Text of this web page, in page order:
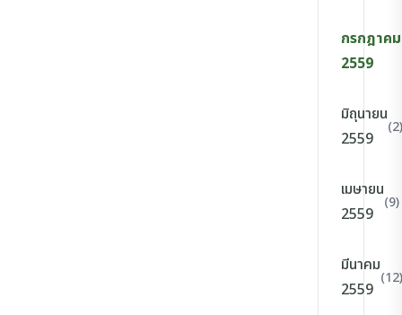
กรกฎาคม
2559
มิถุนายน
2559
(2)
เมษายน
2559
(9)
มีนาคม
2559
(12)